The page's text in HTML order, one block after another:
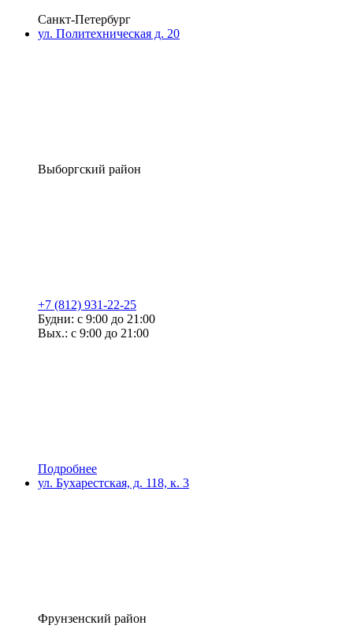
Санкт-Петербург
ул. Политехническая д. 20
Выборгский район
+7 (812) 931-22-25
Будни: с 9:00 до 21:00
Вых.: с 9:00 до 21:00
Подробнее
ул. Бухарестская, д. 118, к. 3
Фрунзенский район